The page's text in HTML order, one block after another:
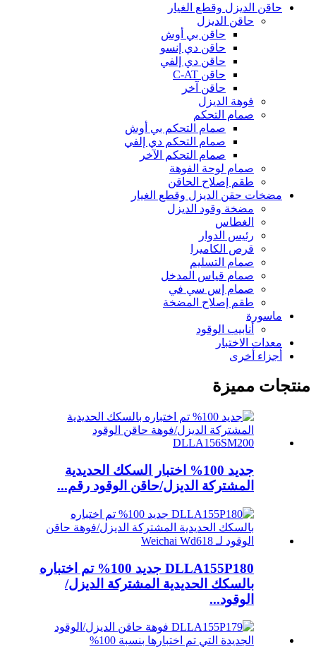
حاقن الديزل وقطع الغيار
حاقن الديزل
حاقن بي أوش
حاقن دي إنسو
حاقن دي إلفي
حاقن C-AT
حاقن آخر
فوهة الديزل
صمام التحكم
صمام التحكم بي أوش
صمام التحكم دي إلفي
صمام التحكم الآخر
صمام لوحة الفوهة
طقم إصلاح الحاقن
مضخات حقن الديزل وقطع الغيار
مضخة وقود الديزل
الغطاس
رئيس الدوار
قرص الكاميرا
صمام التسليم
صمام قياس المدخل
صمام إس سي في
طقم إصلاح المضخة
ماسورة
أنابيب الوقود
معدات الاختبار
أجزاء أخرى
منتجات مميزة
جديد 100% اختبار السكك الحديدية
المشتركة الديزل/حاقن الوقود رقم...
DLLA155P180 جديد 100% تم اختباره
بالسكك الحديدية المشتركة الديزل/
الوقود...